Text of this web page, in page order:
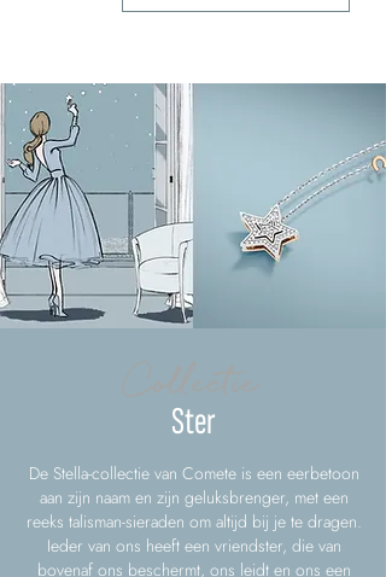
Ster
De Stella-collectie van Comete is een eerbetoon
aan zijn naam en zijn geluksbrenger, met een
reeks talisman-sieraden om altijd bij je te dragen.
Ieder van ons heeft een vriendster, die van
bovenaf ons beschermt, ons leidt en ons een